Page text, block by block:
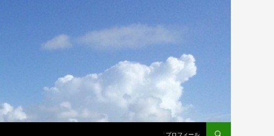
プロフィール